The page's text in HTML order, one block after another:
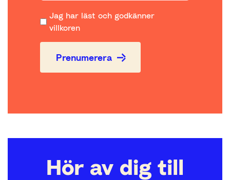
Jag har läst och godkänner
villkoren
Prenumerera
Hör av dig till